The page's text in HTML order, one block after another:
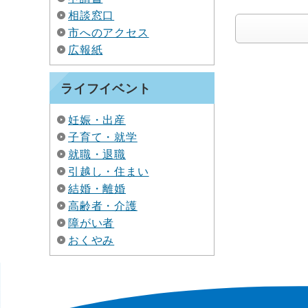
相談窓口
市へのアクセス
広報紙
ライフイベント
妊娠・出産
子育て・就学
就職・退職
引越し・住まい
結婚・離婚
高齢者・介護
障がい者
おくやみ